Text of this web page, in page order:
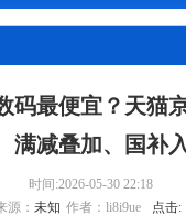
码最便宜？天猫
满减叠加、国补
时间:2026-05-30 22:18
源： 未知 作者：li8i9ue 点击: